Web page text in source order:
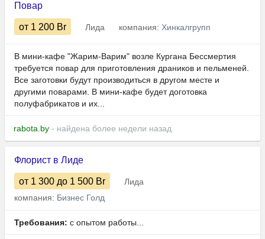
Повар
от 1 200 Br Лида компания: Хинкалгрупп
В мини-кафе "Жарим-Варим" возле Кургана Бессмертия
требуется повар для приготовления драников и пельменей.
Все заготовки будут производиться в другом месте и
другими поварами. В мини-кафе будет доготовка
полуфабрикатов и их...
rabota.by - найдена более недели назад
Флорист в Лиде
от 1 300 до 1 500 Br
Лида
компания: Бизнес Голд
Требования: с опытом работы...